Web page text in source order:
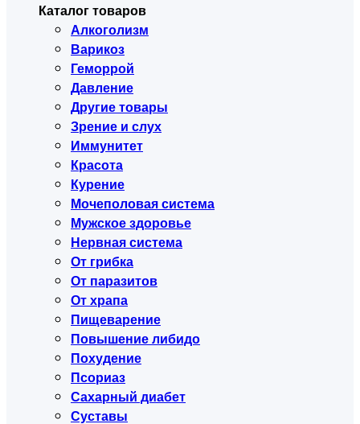
Каталог товаров
Алкоголизм
Варикоз
Геморрой
Давление
Другие товары
Зрение и слух
Иммунитет
Красота
Курение
Мочеполовая система
Мужское здоровье
Нервная система
От грибка
От паразитов
От храпа
Пищеварение
Повышение либидо
Похудение
Псориаз
Сахарный диабет
Суставы